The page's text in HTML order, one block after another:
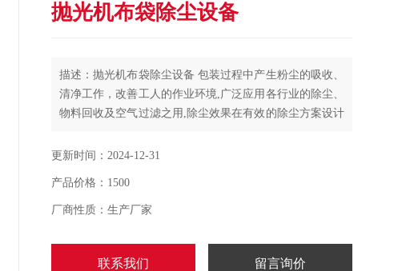
抛光机布袋除尘设备
描述：抛光机布袋除尘设备 包装过程中产生粉尘的吸收、
清净工作，改善工人的作业环境,广泛应用各行业的除尘、
物料回收及空气过滤之用,除尘效果在有效的除尘方案设计
更新时间：2024-12-31
产品价格：1500
厂商性质：生产厂家
联系我们 留言询价